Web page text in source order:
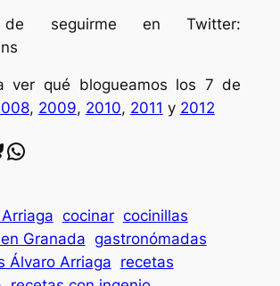
de seguirme en Twitter:
ver qué blogueamos los 7 de
, 2009, 2010, 2011 y 2012
Whatsapp
cocinar cocinillas
Granada gastronómadas
Álvaro Arriaga recetas